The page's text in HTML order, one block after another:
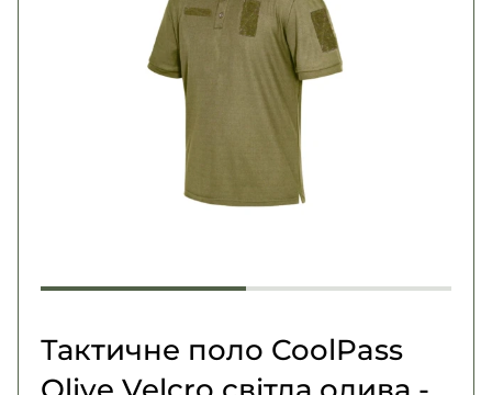
UA
Повернення та обмін
Шеврони, патчі та нашивки
Second Hand NATO
Тактичне поло CoolPass